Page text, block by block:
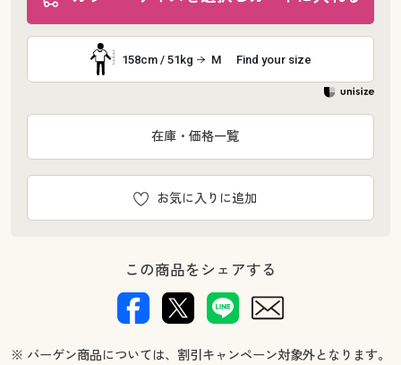
158cm / 51kg M Find your size
お気に入りに追加
在庫・価格一覧
この商品をシェアする
※ バーゲン商品については、割引キャンペーン対象外となります。